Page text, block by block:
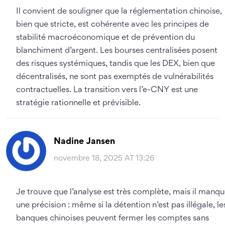
Il convient de souligner que la réglementation chinoise,
bien que stricte, est cohérente avec les principes de
stabilité macroéconomique et de prévention du
blanchiment d’argent. Les bourses centralisées posent
des risques systémiques, tandis que les DEX, bien que
décentralisés, ne sont pas exemptés de vulnérabilités
contractuelles. La transition vers l’e-CNY est une
stratégie rationnelle et prévisible.
Nadine Jansen
novembre 18, 2025 AT 13:26
Je trouve que l’analyse est très complète, mais il
une précision : même si la détention n’est pas illégale,
banques chinoises peuvent fermer les comptes sans